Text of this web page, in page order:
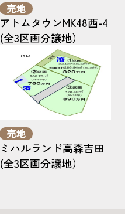
売地
アトムタウンMK48西-4
(全3区画分譲地）
売地
ミハルランド高森吉田
(全3区画分譲地）